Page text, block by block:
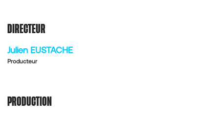
DIRECTEUR
Julien EUSTACHE
Producteur
PRODUCTION